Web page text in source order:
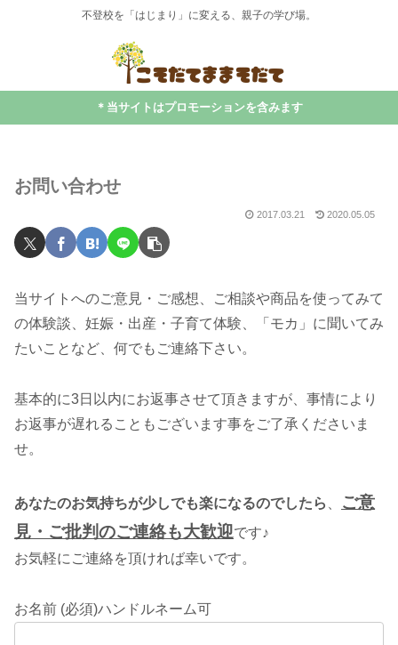
不登校を「はじまり」に変える、親子の学び場。
＊当サイトはプロモーションを含みます
お問い合わせ
2017.03.21 2020.05.05
当サイトへのご意見・ご感想、ご相談や商品を使ってみて
の体験談、妊娠・出産・子育て体験、「モカ」に聞いてみ
たいことなど、何でもご連絡下さい。
基本的に3日以内にお返事させて頂きますが、事情により
お返事が遅れることもございます事をご了承くださいま
せ。
あなたのお気持ちが少しでも楽になるのでしたら
ご意
見・ご批判のご連絡も大歓迎です♪
お気軽にご連絡を頂ければ幸いです。
お名前 (必須)ハンドルネーム可